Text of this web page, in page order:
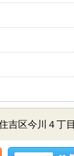
吉区今川４丁